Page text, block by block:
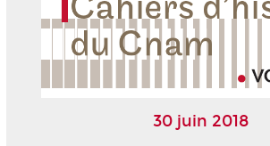
30 juin 2018